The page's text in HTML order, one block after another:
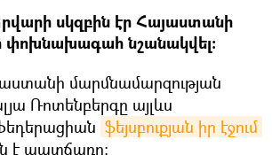
սկզբին էր Հայաստանի
փոխնախագահ նշանակվել։
մարմնամարզության
Ռոտենբերգը այլևս
ֆեյսբուքյան իր էջում
է պատճառը։